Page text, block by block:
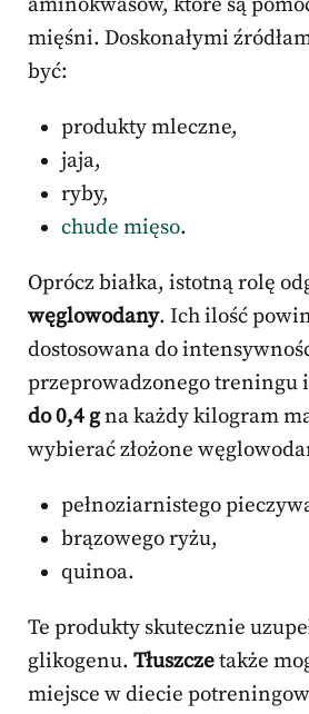
aminokwasów, które są
mięśni. Doskonałymi
być:
produkty mleczne,
jaja,
ryby,
chude mięso.
Oprócz białka, istotną rolę
węglowodany. Ich ilość
dostosowana do
przeprowadzonego treningu
do 0,4 gna każdy kilogram
wybierać złożone
pełnoziarnistego
brązowego ryżu,
quinoa.
Te produkty skutecznie
glikogenu. Tłuszczetakże
miejsce w diecie